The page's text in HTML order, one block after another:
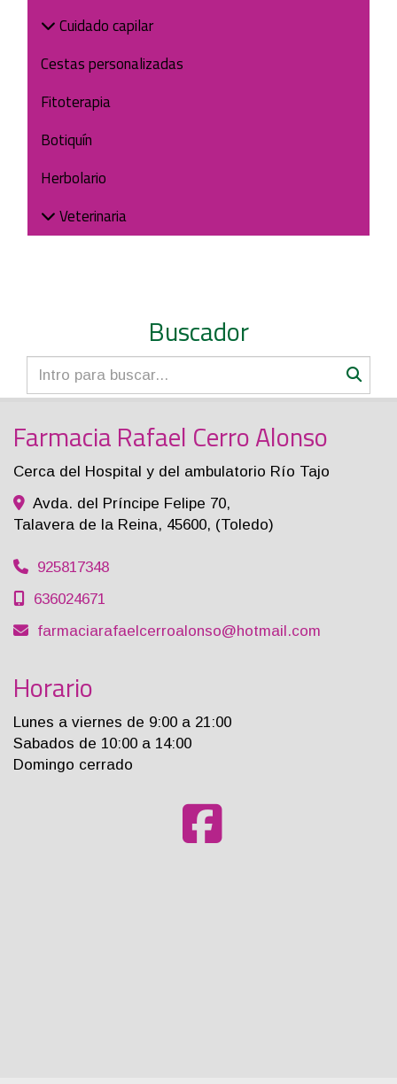
Cuidado capilar
Cestas personalizadas
Fitoterapia
Botiquín
Herbolario
Veterinaria
Buscador
Farmacia Rafael Cerro Alonso
Cerca del Hospital y del ambulatorio Río Tajo
Avda. del Príncipe Felipe 70,
Talavera de la Reina, 45600, (Toledo)
925817348
636024671
farmaciarafaelcerroalonso
hotmail.com
Horario
Lunes a viernes de 9:00 a 21:00
Sabados de 10:00 a 14:00
Domingo cerrado